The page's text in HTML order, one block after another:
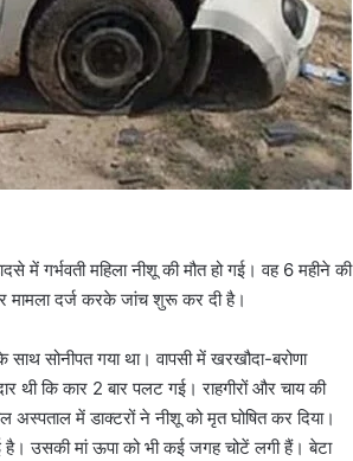
में गर्भवती महिला नीशू की मौत हो गई। वह 6 महीने की
मामला दर्ज करके जांच शुरू कर दी है।
सोनीपत गया था। वापसी में खरखौदा-बरोणा
थी कि कार 2 बार पलट गई। राहगीरों और चाय की
अस्पताल में डाक्टरों ने नीशू को मृत घोषित कर दिया।
है। उसकी मां ऊपा को भी कई जगह चोटें लगी हैं। बेटा